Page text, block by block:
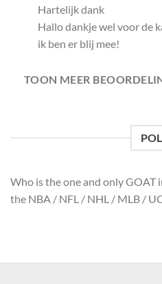
Hartelijk dank
Hallo dankje wel voor de
ik ben er blij mee!
TOON MEER
Who is the one and only GOAT
the NBA / NFL / NHL / MLB /